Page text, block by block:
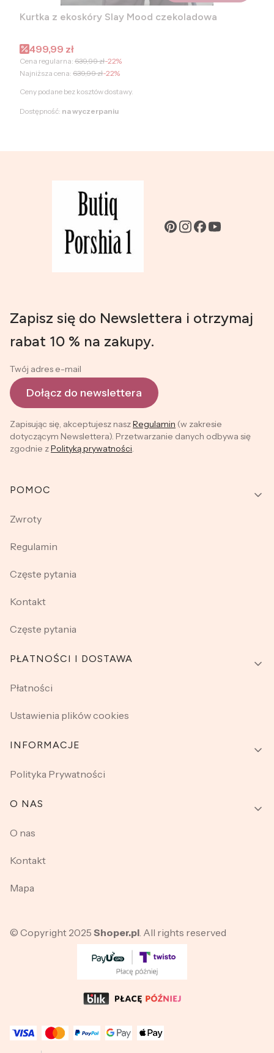
Kurtka z ekoskóry Slay Mood czekoladowa
Cena promocyjna
499,99 zł
Cena regularna: 639,99 zł-22%
Najniższa cena: 639,99 zł-22%
Ceny podane bez kosztów dostawy.
Dostępność: na wyczerpaniu
Zapisz się do Newslettera i otrzymaj
rabat 10 % na zakupy.
Twój adres e-mail
Dołącz do newslettera
Zapisując się, akceptujesz naszRegulamin (w zakresie
dotyczącym Newslettera). Przetwarzanie danych odbywa się
zgodnie zPolityką prywatności.
Linki w stopce
POMOC
Zwroty
Regulamin
Częste pytania
Kontakt
Częste pytania
PŁATNOŚCI I DOSTAWA
Płatności
Ustawienia plików cookies
INFORMACJE
Polityka Prywatności
O NAS
O nas
Kontakt
Mapa
© Copyright 2025 Shoper.pl. All rights reserved